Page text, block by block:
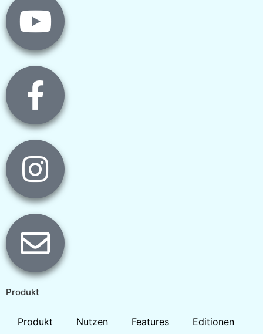
Produkt
Produkt Nutzen Features Editionen